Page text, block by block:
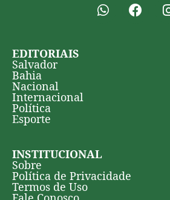
EDITORIAIS
Salvador
Bahia
Nacional
Internacional
Política
Esporte
INSTITUCIONAL
Sobre
Política de Privacidade
Termos de Uso